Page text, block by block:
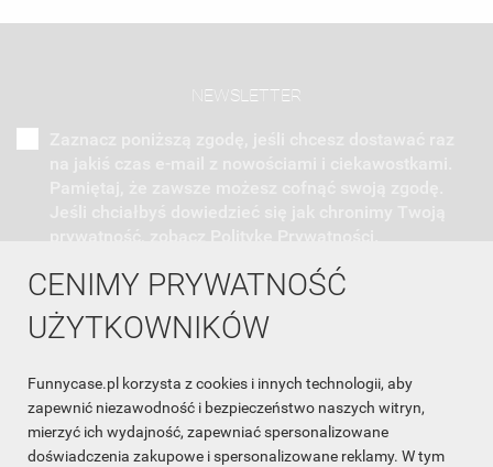
CENIMY PRYWATNOŚĆ
UŻYTKOWNIKÓW
Funnycase.pl korzysta z cookies i innych technologii, aby
zapewnić niezawodność i bezpieczeństwo naszych witryn,
mierzyć ich wydajność, zapewniać spersonalizowane
doświadczenia zakupowe i spersonalizowane reklamy. W tym
NEWSLETTER
INFORMACJA O SKLEPIE
INFORMACJE